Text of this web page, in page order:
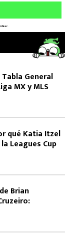
General
MX y MLS
qué Katia Itzel
Leagues Cup
Brian